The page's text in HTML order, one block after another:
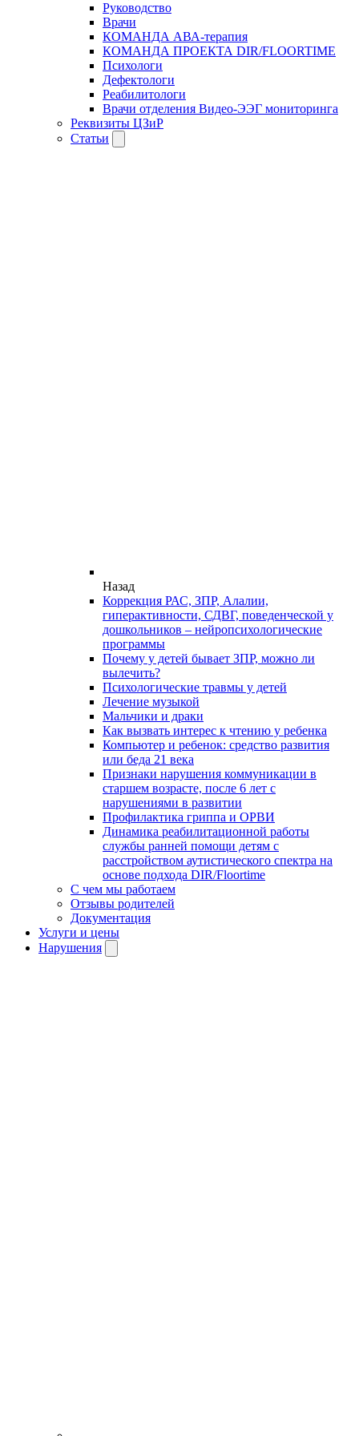
Руководство
Врачи
КОМАНДА АВА-терапия
КОМАНДА ПРОЕКТА DIR/FLOORTIME
Психологи
Дефектологи
Реабилитологи
Врачи отделения Видео-ЭЭГ мониторинга
Реквизиты ЦЗиР
Статьи
Назад
Коррекция РАС, ЗПР, Алалии,
гиперактивности, СДВГ, поведенческой у
дошкольников – нейропсихологические
программы
Почему у детей бывает ЗПР, можно ли
вылечить?
Психологические травмы у детей
Лечение музыкой
Мальчики и драки
Как вызвать интерес к чтению у ребенка
Компьютер и ребенок: средство развития
или беда 21 века
Признаки нарушения коммуникации в
старшем возрасте, после 6 лет с
нарушениями в развитии
Профилактика гриппа и ОРВИ
Динамика реабилитационной работы
службы ранней помощи детям с
расстройством аутистического спектра на
основе подхода DIR/Floortime
С чем мы работаем
Отзывы родителей
Документация
Услуги и цены
Нарушения